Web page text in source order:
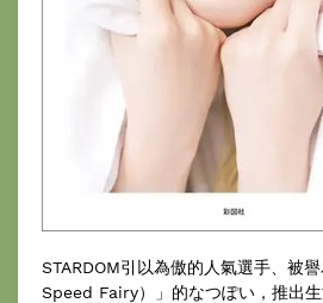
STARDOM引以為傲的人氣選手、被
Speed Fairy）」的なつぽい，推出